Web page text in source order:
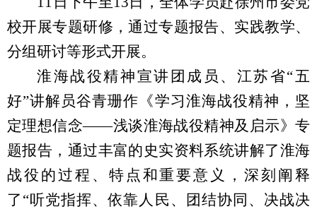
校开展专题研修，通过专题报告、实践教学、
分组研讨等形式开展。
淮海战役精神宣讲团成员、江苏省“五
好”讲解员谷青珊作《学习淮海战役精神，坚
定理想信念——浅谈淮海战役精神及启示》专
题报告，通过丰富的史实资料系统讲解了淮海
战役的过程、特点和重要意义，深刻阐释
了“听党指挥、依靠人民、团结协同、决战决